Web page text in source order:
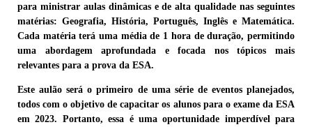
para ministrar aulas dinâmicas e de alta qualidade nas seguintes
matérias: Geografia, História, Português, Inglês e Matemática.
Cada matéria terá uma média de 1 hora de duração, permitindo
uma abordagem aprofundada e focada nos tópicos mais
relevantes para a prova da ESA.
Este aulão será o primeiro de uma série de eventos planejados,
todos com o objetivo de capacitar os alunos para o exame da ESA
em 2023. Portanto, essa é uma oportunidade imperdível para